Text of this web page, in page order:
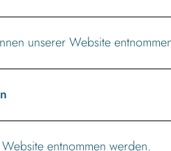
unserer Website
entnommen werden.